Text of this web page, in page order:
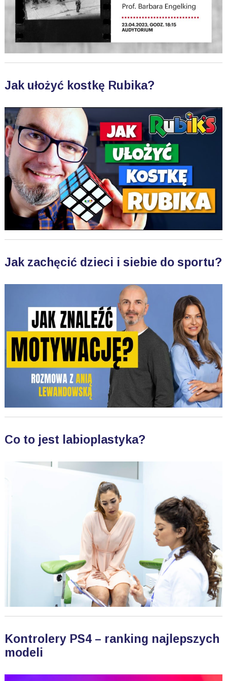
Jak ułożyć kostkę Rubika?
Jak zachęcić dzieci i siebie do sportu?
Co to jest labioplastyka?
Kontrolery PS4 – ranking najlepszych
modeli